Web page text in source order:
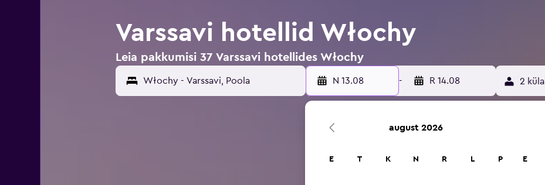
Varssavi hotellid Włochy
Leia pakkumisi 37 Varssavi hotellides Włochy
N 13.08 - R 14.08 2
august 2026
E T K N R L P E